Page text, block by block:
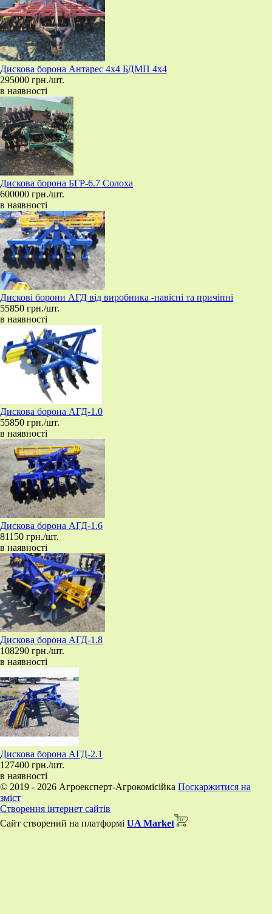
​Дискова борона Антарес 4х4 БДМП 4x4
295000 грн./шт.
в наявності
​Дискова борона БГР-6.7 Солоха
600000 грн./шт.
в наявності
​Дискові борони АГД від виробника -навісні та причіпні
55850 грн./шт.
в наявності
​Дискова борона АГД-1.0
55850 грн./шт.
в наявності
​Дискова борона АГД-1.6
81150 грн./шт.
в наявності
​Дискова борона АГД-1.8
108290 грн./шт.
в наявності
​Дискова борона АГД-2.1
127400 грн./шт.
в наявності
© 2019 - 2026 Агроексперт-Агрокомісійка Поскаржитися на
зміст
Створення інтернет сайтів
Сайт створений на платформі UA Market